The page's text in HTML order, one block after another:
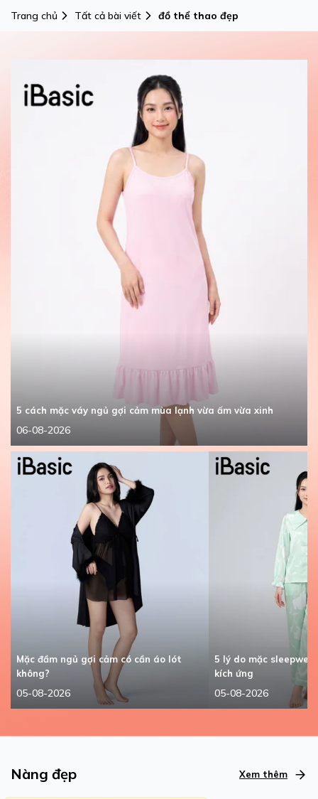
Trang chủ Tất cả bài viết đồ thể thao đẹp
5 cách mặc váy ngủ gợi cảm mùa lạnh vừa ấm vừa xinh
06-08-2026
Mặc đầm ngủ gợi cảm có cần áo lót
không?
05-08-2026
5 lý do mặc
kích ứng
05-08-2026
Nàng đẹp Xem thêm